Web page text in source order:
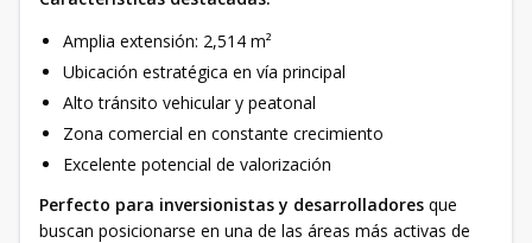
Amplia extensión: 2,514 m²
Ubicación estratégica en vía principal
Alto tránsito vehicular y peatonal
Zona comercial en constante crecimiento
Excelente potencial de valorización
Perfecto para inversionistas y desarrolladores que
buscan posicionarse en una de las áreas más activas de